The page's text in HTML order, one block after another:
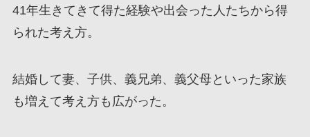
41年生きてきて得た経験や出会った人たちから得
られた考え方。
結婚して妻、子供、義兄弟、義父母といった家族
も増えて考え方も広がった。